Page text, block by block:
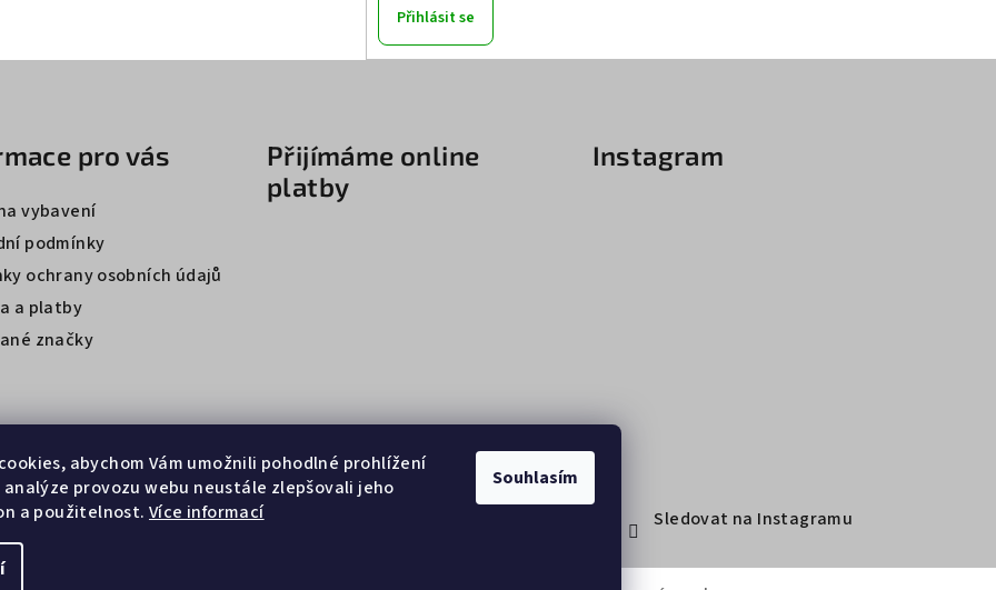
abychom Vám umožnili pohodlné prohlížení
analýze provozu webu neustále zlepšovali jeho
a použitelnost. Více informací
Souhlasím
Přihlásit se
pro vás
vybavení
podmínky
ochrany osobních údajů
a platby
značky
Přijímáme online
platby
Instagram
Sledovat na Instagramu